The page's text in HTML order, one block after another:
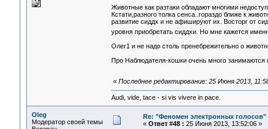
Животные как разтаки обладают многими
Кстати,разного толка сенса..гораздо ближе к
развитие сиддх и не афишируют их. Восторг от
уровня приобретать сиддхи. Но мне кажется
Олег1 и не надо столь пренебрежительно о
Про Наблюдателя-кошки очень много
« Последнее редактирование: 25 Июня 2013,
Audi, vide, tace - si vis vivere in pace.
Oleg
Модератор своей темы
Re: "Феномен электронных голосов"
« Ответ #48 : 25 Июня 2013, 13:52:06 »